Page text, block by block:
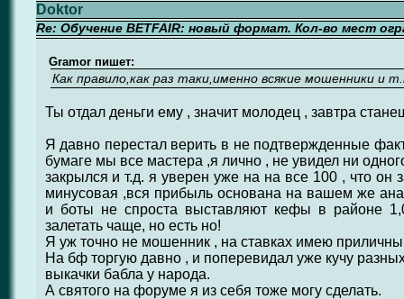
Doktor
Re: Обучение BETFAIR: новый формат. Кол-во мест
Gramor пишет:
Как правило,как раз таки,именно всякие мошенники и
Ты отдал деньги ему , значит молодец , завтра
Я давно перестал верить в не подтвержденные
бумаге мы все мастера ,я лично , не увидел ни
закрылся и т.д. я уверен уже на на все 100 , что он
минусовая ,вся прибыль основана на вашем же
и боты не спроста выставляют кефы в районе
залетать чаще, но есть но!
Я уж точно не мошенник , на ставках имею
На бф торгую давно , и поперевидал уже кучу
выкачки бабла у народа.
А святого на форуме я из себя тоже могу сделать.